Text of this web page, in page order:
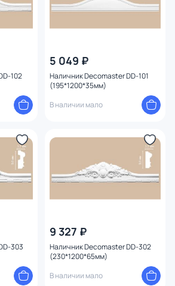
102
5 049 ₽
Наличник Decomaster DD-101
(195*1200*35мм)
В наличии мало
303
9 327 ₽
Наличник Decomaster DD-302
(230*1200*65мм)
В наличии мало